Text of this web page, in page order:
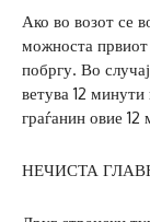
Ако во возот се
можноста
побргу. Во
ветува 12
граѓанин овие
НЕЧИСТА